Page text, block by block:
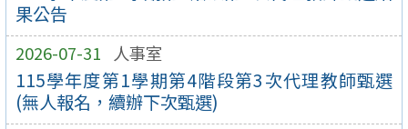
果公告
2026-07-31 人事室
115學年度第1學期第4階段第3次代理教師甄選
(無人報名，續辦下次甄選)